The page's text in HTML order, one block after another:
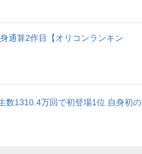
通算2作目【オリコンランキン
数1310.4万回で初登場1位 自身初の